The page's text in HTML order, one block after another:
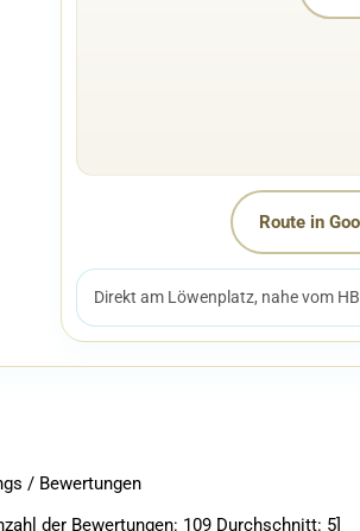
Route in
Direkt am Löwenplatz, nahe vom
/ Bewertungen
der Bewertungen: 109Durchschnitt: 5]